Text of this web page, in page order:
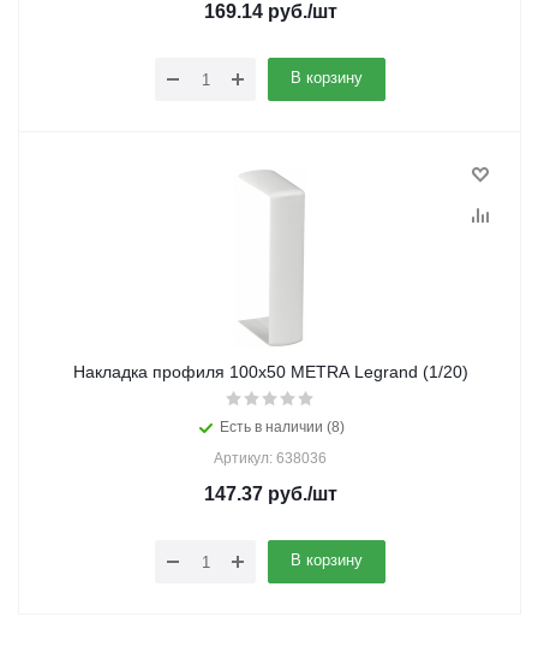
169.14руб./шт
В корзину
Накладка профиля 100х50 METRA Legrand (1/20)
Есть в наличии (8)
Артикул: 638036
147.37руб./шт
В корзину